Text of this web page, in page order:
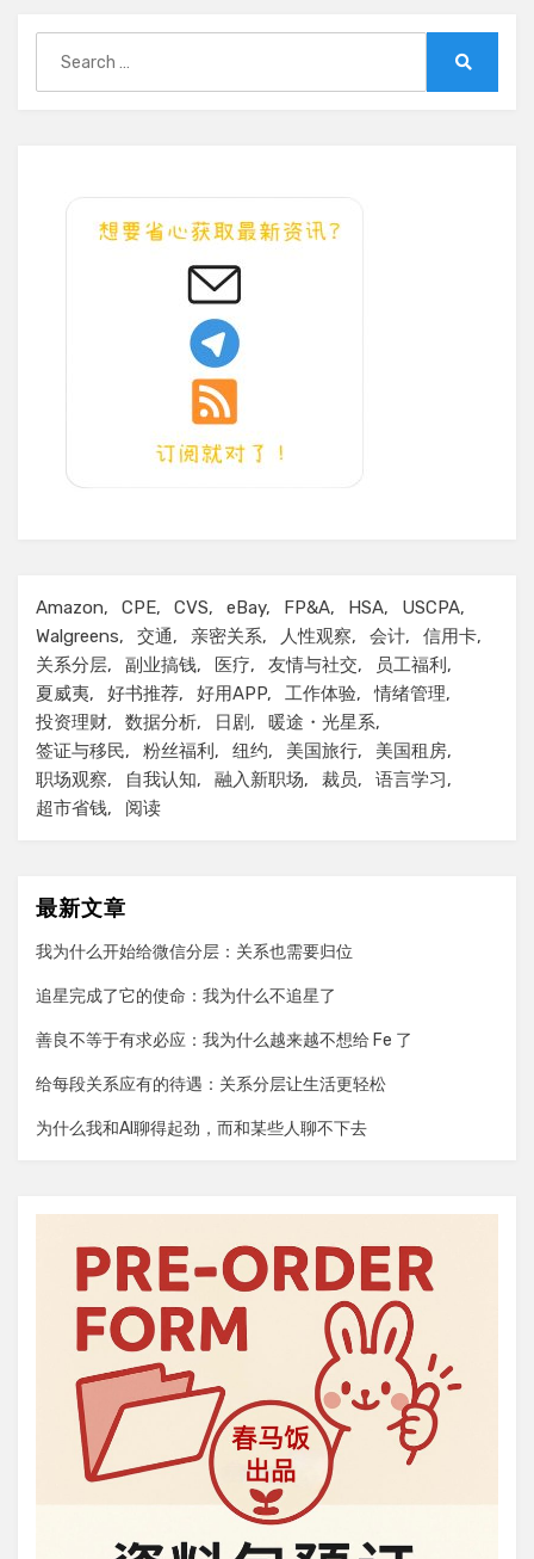
自
for:
Amazon CPE CVS eBay FP&A HSA
USCPA
Walgreens
交通 亲密关系 人性观察 会计
信用卡
关系分层
副业搞钱 医疗 友情与社交
员工福利
夏威夷
好书推荐 好用APP 工作体验
情绪管理
投资理财
数据分析 日剧
暖途・光星系
签证与移民
粉丝福利 纽约 美国旅行
美国租房
职场观察
自我认知 融入新职场 裁员
语言学习
超市省钱
阅读
最新文章
我为什么开始给微信分层：关系也需要归位
追星完成了它的使命：我为什么不追星了
善良不等于有求必应：我为什么越来越不想给 Fe 了
给每段关系应有的待遇：关系分层让生活更轻松
为什么我和AI聊得起劲，而和某些人聊不下去